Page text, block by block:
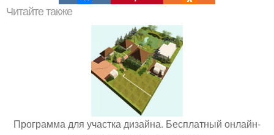
Читайте также
Программа для участка дизайна. Бесплатный онлайн-